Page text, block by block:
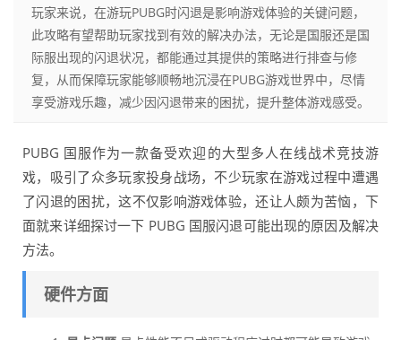
玩家来说，在游玩PUBG时闪退是影响游戏体验的关键问题，
此攻略有望帮助玩家找到有效的解决办法，无论是国服还是国
际服出现的闪退状况，都能通过其提供的策略进行排查与修
复，从而保障玩家能够顺畅地沉浸在PUBG游戏世界中，尽情
享受游戏乐趣，减少因闪退带来的困扰，提升整体游戏感受。
PUBG 国服作为一款备受欢迎的大型多人在线战术竞技游
戏，吸引了众多玩家投身战场，不少玩家在游戏过程中遭遇
了闪退的困扰，这不仅影响游戏体验，还让人颇为苦恼，下
面就来详细探讨一下 PUBG 国服闪退可能出现的原因及解决
方法。
硬件方面